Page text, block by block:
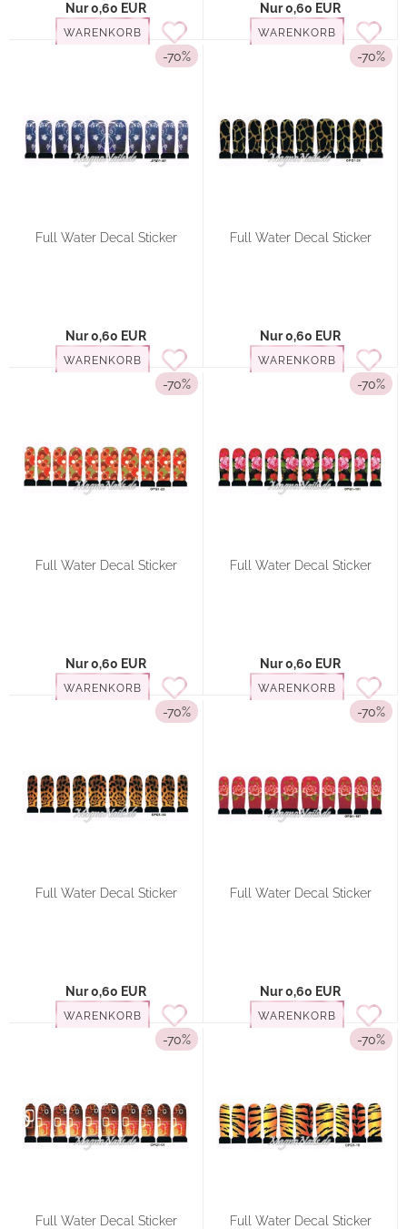
Nur 0,60 EUR
WARENKORB
Nur 0,60 EUR
WARENKORB
-70%
Full Water Decal Sticker
Nur 0,60 EUR
WARENKORB
-70%
Full Water Decal Sticker
Nur 0,60 EUR
WARENKORB
-70%
Full Water Decal Sticker
Nur 0,60 EUR
WARENKORB
-70%
Full Water Decal Sticker
Nur 0,60 EUR
WARENKORB
-70%
Full Water Decal Sticker
Nur 0,60 EUR
WARENKORB
-70%
Full Water Decal Sticker
Nur 0,60 EUR
WARENKORB
-70%
Full Water Decal Sticker
-70%
Full Water Decal Sticker